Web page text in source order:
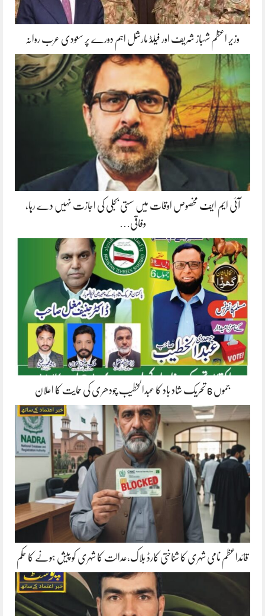
وزیر اعظم شہباز شریف اور فیلڈ مارشل اہم دورے پر سعودی عرب روانہ
آئی ایم ایف مخصوص اوقات میں سستی بجلی کی اجازت نہیں دے رہا،
وفاقی…
جموں 6 تحریک شاد باد کا عبدالخطیب چودھری کی حمایت کا اعلان
قائداعظم نامی شہری کا شناختی کارڈ بلاک،عدالت کا شہری کو پیش ہونے کا حکم